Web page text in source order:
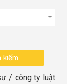
/ công ty luật